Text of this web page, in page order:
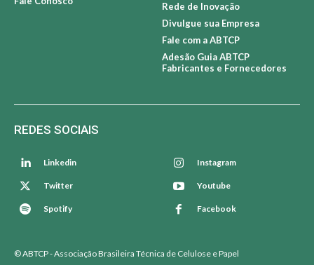
Rede de Inovação
Divulgue sua Empresa
Fale com a ABTCP
Adesão Guia ABTCP
Fabricantes e Fornecedores
REDES SOCIAIS
Linkedin Instagram
Twitter Youtube
Spotify Facebook
© ABTCP - Associação Brasileira Técnica de Celulose e Papel